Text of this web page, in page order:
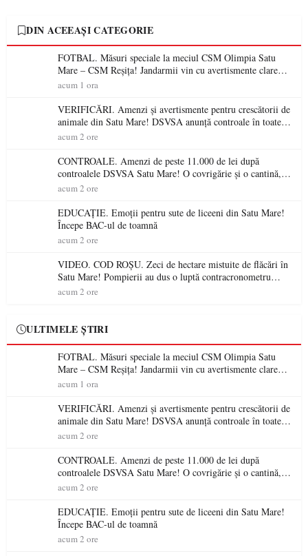
DIN ACEEAȘI CATEGORIE
FOTBAL. Măsuri speciale la meciul CSM Olimpia Satu
Mare – CSM Reșița! Jandarmii vin cu avertismente clare
pentru suporteri
acum 1 ora
VERIFICĂRI. Amenzi și avertismente pentru crescătorii de
animale din Satu Mare! DSVSA anunță controale în toate
gospodăriile și face apel la respectarea legii
acum 2 ore
CONTROALE. Amenzi de peste 11.000 de lei după
controalele DSVSA Satu Mare! O covrigărie și o cantină,
sancționate pentru nereguli
acum 2 ore
EDUCAȚIE. Emoții pentru sute de liceeni din Satu Mare!
Începe BAC-ul de toamnă
acum 2 ore
VIDEO. COD ROȘU. Zeci de hectare mistuite de flăcări în
Satu Mare! Pompierii au dus o luptă contracronometru
pentru a salva o pădure de la dezastru
acum 2 ore
ULTIMELE ȘTIRI
FOTBAL. Măsuri speciale la meciul CSM Olimpia Satu
Mare – CSM Reșița! Jandarmii vin cu avertismente clare
pentru suporteri
acum 1 ora
VERIFICĂRI. Amenzi și avertismente pentru crescătorii de
animale din Satu Mare! DSVSA anunță controale în toate
gospodăriile și face apel la respectarea legii
acum 2 ore
CONTROALE. Amenzi de peste 11.000 de lei după
controalele DSVSA Satu Mare! O covrigărie și o cantină,
sancționate pentru nereguli
acum 2 ore
EDUCAȚIE. Emoții pentru sute de liceeni din Satu Mare!
Începe BAC-ul de toamnă
acum 2 ore